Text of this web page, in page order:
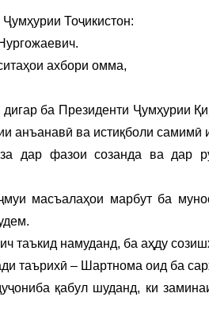
Тоҷикистон:
ахбори омма,
ба Президенти Ҷумҳурии
анъанавӣ ва истиқболи самимӣ
дар фазои созанда ва дар
масъалаҳои марбут ба
таъкид намуданд, ба аҳду
таърихӣ – Шартнома оид ба
қабул шуданд, ки